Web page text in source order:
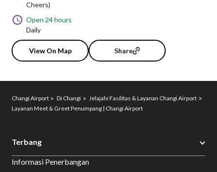
Cheers)
Open 24 hours
Daily
View On Map Share
Changi Airport Di Changi
Jelajahi Fasilitas & Layanan Changi Airport
Layanan Meet & Greet Penumpang | Changi Airport
Terbang
Informasi Penerbangan